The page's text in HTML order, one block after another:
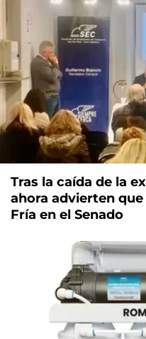
Tras la caída de la
ahora advierten
Fría en el Senado